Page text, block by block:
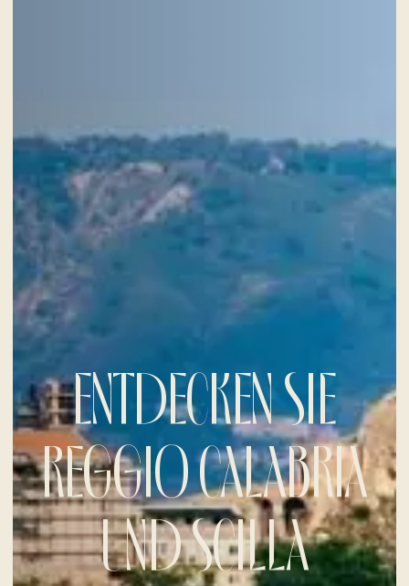
CHECK-IN
7 Aug 2026
ENTDECKEN SIE
REGGIO CALABRIA
UND SCILLA